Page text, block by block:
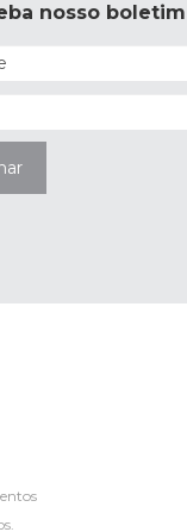
nosso boletim